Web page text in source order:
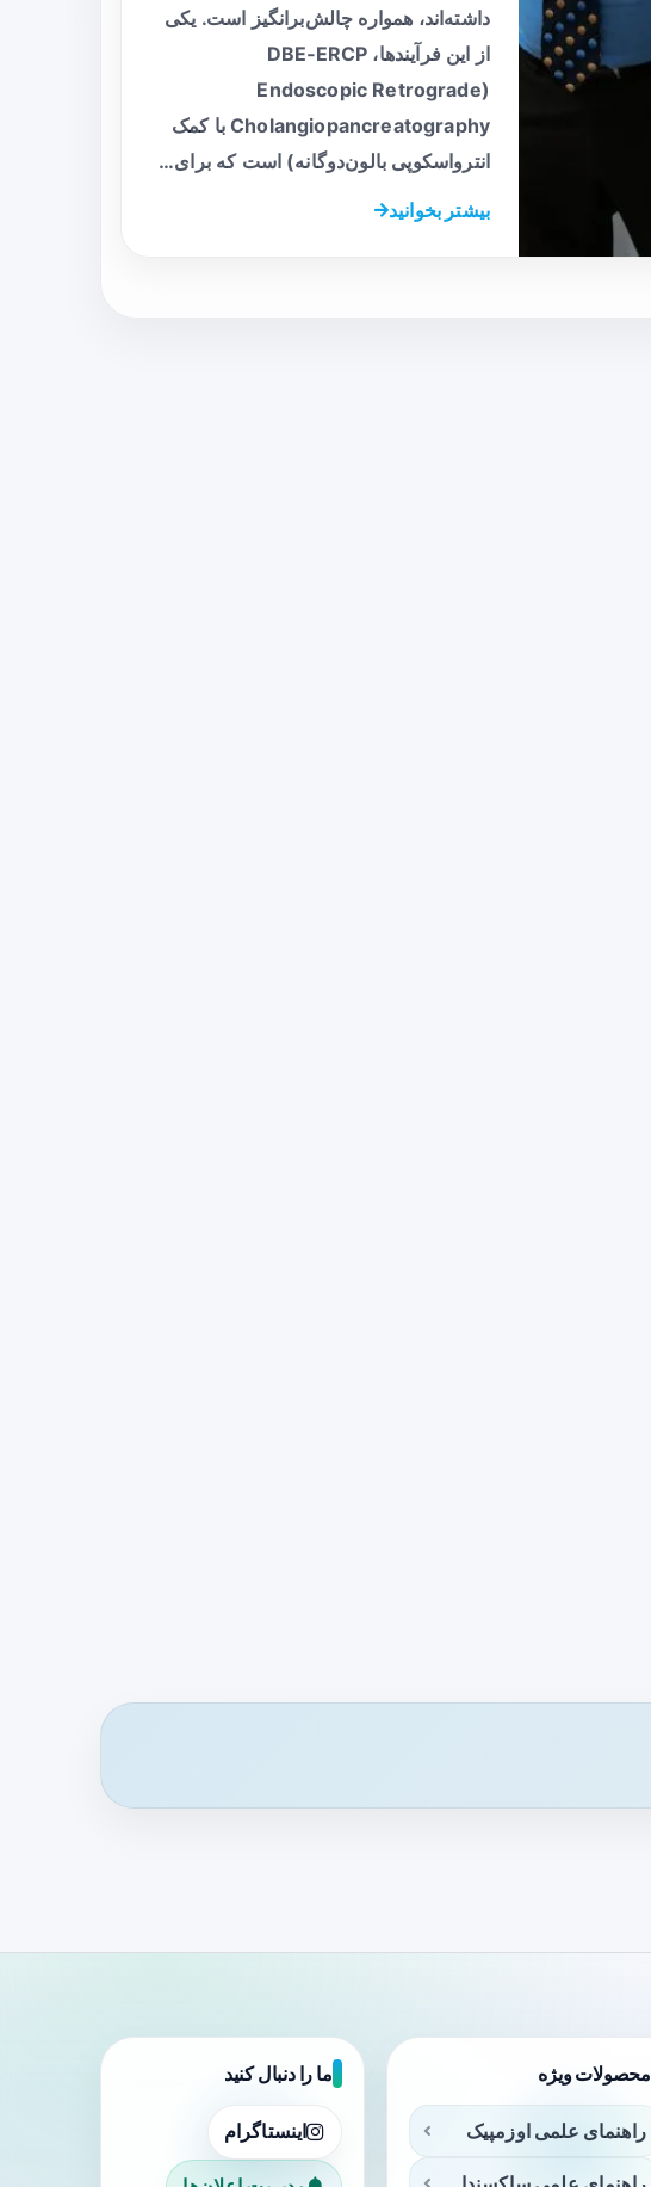
داشته‌اند، همواره چالش‌برانگیز است. یکی
از این فرآیندها، DBE‑ERCP
(Endoscopic Retrograde
Cholangiopancreatography با کمک
انترواسکوپی بالون‌دوگانه) است که برای…
بیشتر بخوانید
محصولات ویژه
راهنمای علمی اوزمپیک
ما را دنبال کنید
اینستاگرام